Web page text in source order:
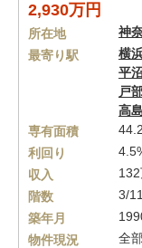
2,930万円
所在地 神
最寄り駅
横
平
戸
高
専有面積
利回り
収入
階数
3/
築年月
物件現況
全